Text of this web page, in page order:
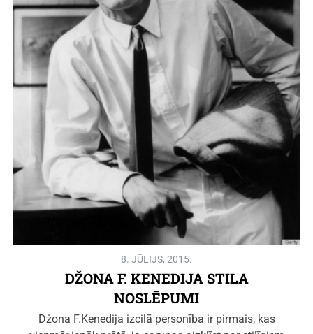
8. JŪLIJS, 2015.
DŽONA F. KENEDIJA STILA
NOSLĒPUMI
Džona F.Kenedija izcilā personība ir pirmais, kas